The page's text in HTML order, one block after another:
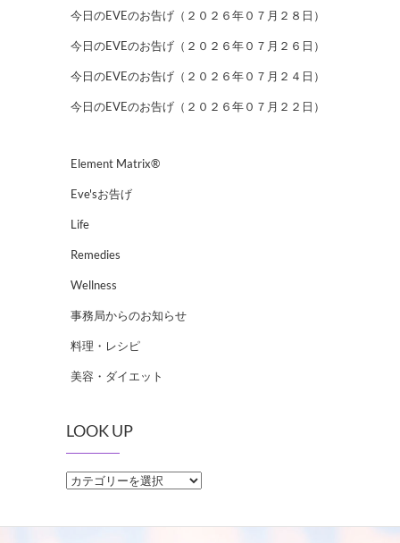
今日のEVEのお告げ（２０２６年０７月２８日）
今日のEVEのお告げ（２０２６年０７月２６日）
今日のEVEのお告げ（２０２６年０７月２４日）
今日のEVEのお告げ（２０２６年０７月２２日）
Element Matrix®
Eve'sお告げ
Life
Remedies
Wellness
事務局からのお知らせ
料理・レシピ
美容・ダイエット
LOOK UP
LOOK